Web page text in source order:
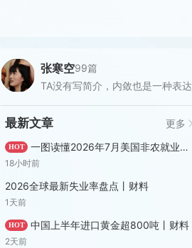
张寒空99篇
TA没有写简介，内敛也是一种表达
最新文章 更多
HOT 一图读懂2026年7月美国非农就业报告丨财料
18小时前
2026全球最新失业率盘点丨财料
1天前
HOT 中国上半年进口黄金超800吨丨财料
2天前